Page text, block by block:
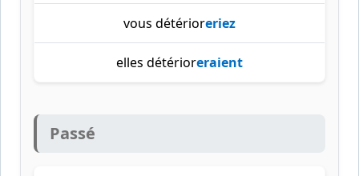
vous détérioreriez
elles détérioreraient
Passé